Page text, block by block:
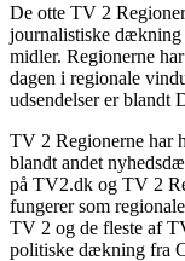
De otte TV 2
journalistiske dækning
midler. Regionerne
dagen i regionale
udsendelser er blandt
TV 2 Regionerne har
blandt andet
på TV2.dk og TV 2
fungerer som
TV 2 og de fleste af
politiske dækning fra